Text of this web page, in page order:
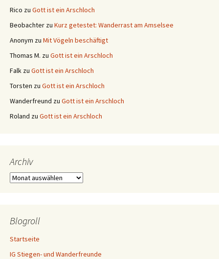
Rico zu Gott ist ein Arschloch
Beobachter zu Kurz getestet: Wanderrast am Amselsee
Anonym zu Mit Vögeln beschäftigt
Thomas M. zu Gott ist ein Arschloch
Falk zu Gott ist ein Arschloch
Torsten zu Gott ist ein Arschloch
Wanderfreund zu Gott ist ein Arschloch
Roland zu Gott ist ein Arschloch
Archiv
Archiv
Blogroll
Startseite
IG Stiegen- und Wanderfreunde